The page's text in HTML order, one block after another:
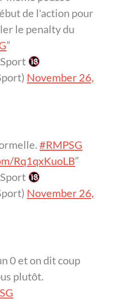
de l'action pour
le penalty du
November 26,
#RMPSG
Rq1qxKuoLB
November 26,
0 et on dit coup
plutôt.